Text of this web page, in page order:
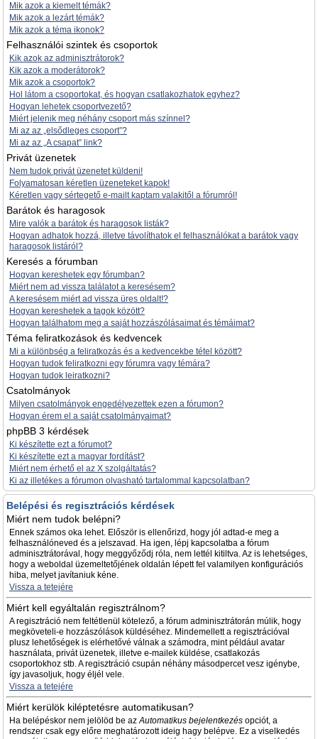
Mik azok a kiemelt témák?
Mik azok a lezárt témák?
Mik azok a téma ikonok?
Felhasználói szintek és csoportok
Kik azok az adminisztrátorok?
Kik azok a moderátorok?
Mik azok a csoportok?
Hol látom a csoportokat, és hogyan csatlakozhatok egyhez?
Hogyan lehetek csoportvezető?
Miért jelenik meg néhány csoport más színnel?
Mi az az „elsődleges csoport”?
Mi az az „A csapat” link?
Privát üzenetek
Nem tudok privát üzenetet küldeni!
Folyamatosan kéretlen üzeneteket kapok!
Kéretlen vagy sértegető e-mailt kaptam valakitől a fórumról!
Barátok és haragosok
Mire valók a barátok és haragosok listák?
Hogyan adhatok hozzá, illetve távolíthatok el felhasználókat a barátok vagy
haragosok listáról?
Keresés a fórumban
Hogyan kereshetek egy fórumban?
Miért nem ad vissza találatot a keresésem?
A keresésem miért ad vissza üres oldalt!?
Hogyan kereshetek a tagok között?
Hogyan találhatom meg a saját hozzászólásaimat és témáimat?
Téma feliratkozások és kedvencek
Mi a különbség a feliratkozás és a kedvencekbe tétel között?
Hogyan tudok feliratkozni egy fórumra vagy témára?
Hogyan tudok leiratkozni?
Csatolmányok
Milyen csatolmányok engedélyezettek ezen a fórumon?
Hogyan érem el a saját csatolmányaimat?
phpBB 3 kérdések
Ki készítette ezt a fórumot?
Ki készítette ezt a magyar fordítást?
Miért nem érhető el az X szolgáltatás?
Ki az illetékes a fórumon olvasható tartalommal kapcsolatban?
Belépési és regisztrációs kérdések
Miért nem tudok belépni?
Ennek számos oka lehet. Először is ellenőrizd, hogy jól adtad-e meg a
felhasználóneved és a jelszavad. Ha igen, lépj kapcsolatba a fórum
adminisztrátorával, hogy meggyőződj róla, nem lettél kitiltva. Az is lehetséges,
hogy a weboldal üzemeltetőjének oldalán lépett fel valamilyen konfigurációs
hiba, melyet javítaniuk kéne.
Vissza a tetejére
Miért kell egyáltalán regisztrálnom?
A regisztráció nem feltétlenül kötelező, a fórum adminisztrátorán múlik, hogy
megköveteli-e hozzászólások küldéséhez. Mindemellett a regisztrációval
plusz lehetőségek is elérhetővé válnak a számodra, mint például avatar
használata, privát üzenetek, illetve e-mailek küldése, csatlakozás
csoportokhoz stb. A regisztráció csupán néhány másodpercet vesz igénybe,
így javasoljuk, hogy éljél vele.
Vissza a tetejére
Miért kerülök kiléptetésre automatikusan?
Ha belépéskor nem jelölöd be azAutomatikus bejelentkezés opciót, a
rendszer csak egy előre meghatározott ideig hagy belépve. Ez a viselkedés